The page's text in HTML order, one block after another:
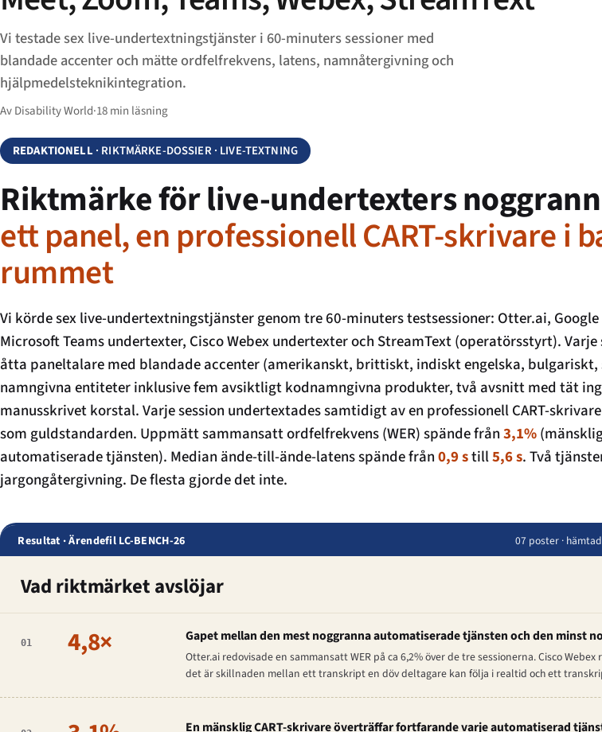
Vi testade sex live-undertextningstjänster i 60-minuters sessioner med
blandade accenter och mätte ordfelfrekvens, latens, namnåtergivning och
hjälpmedelsteknikintegration.
Av Disability World·18 min läsning
REDAKTIONELL · RIKTMÄRKE-DOSSIER · LIVE-TEXTNING
Riktmärke för live-undertexters
ett panel, en professionell CART-skrivare i
rummet
Vi körde sex live-undertextningstjänster genom tre 60-minuters testsessioner: Otter.ai,
Microsoft Teams undertexter, Cisco Webex undertexter och StreamText (operatörsstyrt).
åtta paneltalare med blandade accenter (amerikanskt, brittiskt, indiskt engelska,
namngivna entiteter inklusive fem avsiktligt kodnamngivna produkter, två avsnitt med tät
manusskrivet korstal. Varje session undertextades samtidigt av en professionell CART-
som guldstandarden. Uppmätt sammansatt ordfelfrekvens (WER) spände från3,1%
automatiserade tjänsten). Median ände-till-ände-latens spände från0,9 still5,6 s. Två
jargongåtergivning. De flesta gjorde det inte.
Resultat · Ärendefil LC-BENCH-26 07 poster ·
Vad riktmärket avslöjar
01 4,8× Gapet mellan den mest noggranna automatiserade tjänsten och den minst
Otter.ai redovisade en sammansatt WER på ca 6,2% över de tre sessionerna. Cisco
det är skillnaden mellan ett transkript en döv deltagare kan följa i realtid och ett
En mänsklig CART-skrivare överträffar fortfarande varje automatiserad